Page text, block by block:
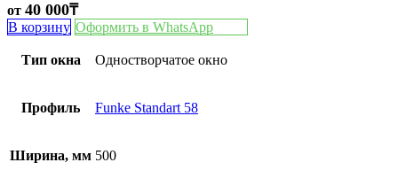
от 40 000₸
В корзину Оформить в WhatsApp
Тип окна Одностворчатое окно
Профиль Funke Standart 58
Ширина, мм 500